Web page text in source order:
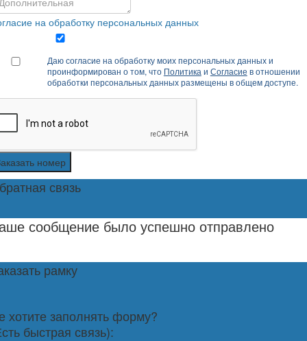
на обработку персональных данных
Даю согласие на обработку моих персональных данных и
проинформирован о том, что Политика и Согласие в отношении
обработки персональных данных размещены в общем доступе.
номер
связь
сообщение было успешно отправлено
рамку
хотите заполнять форму?
быстрая связь):